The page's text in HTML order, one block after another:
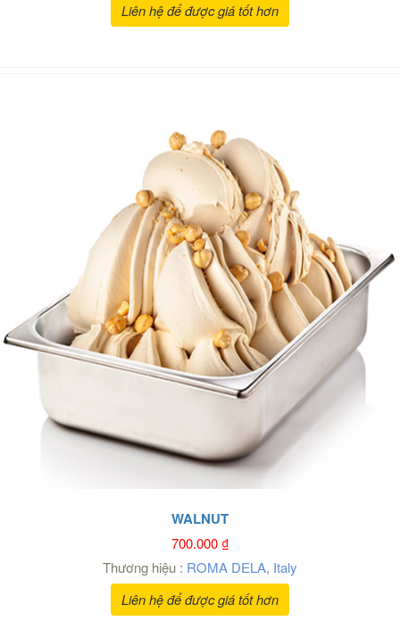
Liên hệ để được giá tốt hơn
WALNUT
700.000₫
Thương hiệu : ROMA DELA, Italy
Liên hệ để được giá tốt hơn